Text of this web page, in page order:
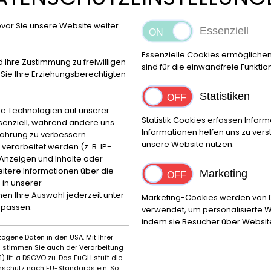
184 kW / 250 PS Laufleistung: 74.829 km (abgelesen)
Repräsentationslimousinen seiner Zeit.
(Code 600) Klimaanlage (Code 492)Leselampe im Fond
Kontaktschalter an den Fondtüren (Code 220) Becker
mit Automatikgetriebe entsprechend der
Insbesondere sollten folgende Bereiche
der Baureihe W109 mit attraktiver Farbkombination
Potenzial als stilvolle und leistungsstarke klassische
auf unserer Homepage!Multiple available more
Änderungen, Zwischenverkauf und Irrtümer vorbehalten!
Ort
Bovenden
PLZ
37120
Marke
Sie unsere Website weiter
Ihre Zustimmung zu freiwilligen
Ihre Erziehungsberechtigten
Technologien auf unserer
während andere uns
zu verbessern.
werden (z. B. IP-
und Inhalte oder
Informationen über die
unserer
Ihre Auswahl jederzeit unter
Daten in den USA. Mit Ihrer
Sie auch der Verarbeitung
lit. a DSGVO zu. Das EuGH stuft die
nach EU-Standards ein. So
Essenziell
Essenzielle Cookies
sind für die einwandfreie
Statistiken
Statistik Cookies erfassen
Informationen helfen uns zu
unsere Website nutzen.
Marketing
Marketing-Cookies werden von
verwendet, um personalisierte
indem sie Besucher über